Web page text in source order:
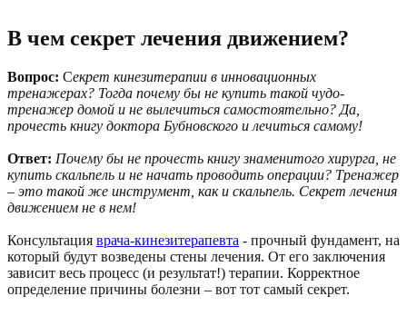
В чем секрет лечения движением?
Вопрос: Секрет кинезитерапии в инновационных
тренажерах? Тогда почему бы не купить такой чудо-
тренажер домой и не вылечиться самостоятельно? Да,
прочесть книгу доктора Бубновского и лечиться самому!
Ответ: Почему бы не прочесть книгу знаменитого хирурга, не
купить скальпель и не начать проводить операции? Тренажер
– это такой же инструмент, как и скальпель. Секрет лечения
движением не в нем!
Консультация врача-кинезитерапевта - прочный фундамент, на
который будут возведены стены лечения. От его заключения
зависит весь процесс (и результат!) терапии. Корректное
определение причины болезни – вот тот самый секрет.